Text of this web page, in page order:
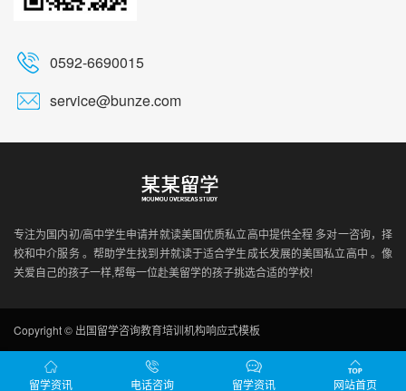
0592-6690015
service@bunze.com
专注为国内初/高中学生申请并就读美国优质私立高中提供全程 多对一咨询，择
校和中介服务 。帮助学生找到并就读于适合学生成长发展的美国私立高中 。像
关爱自己的孩子一样,帮每一位赴美留学的孩子挑选合适的学校!
Copyright © 出国留学咨询教育培训机构响应式模板
留学资讯 电话咨询 留学资讯 网站首页